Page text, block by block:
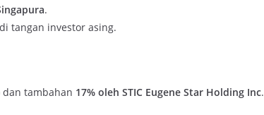
.
tangan investor asing.
dan tambahan 17% oleh STIC Eugene Star Holding Inc.